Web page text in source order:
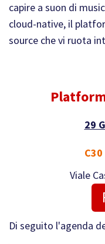
capire a suon di
cloud-native, il
source che vi ruota
29
Viale
Di seguito l'agenda